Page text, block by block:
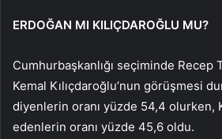
ERDOĞAN MI KILIÇDAROĞLU MU?
Cumhurbaşkanlığı seçiminde Recep
Kemal Kılıçdaroğlu’nun görüşmesi
diyenlerin oranı yüzde 54,4 olurken,
edenlerin oranı yüzde 45,6 oldu.